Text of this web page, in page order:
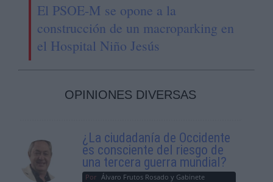
El PSOE-M se opone a la
construcción de un macroparking en
el Hospital Niño Jesús
OPINIONES DIVERSAS
¿La ciudadanía de Occidente
es consciente del riesgo de
una tercera guerra mundial?
Por Álvaro Frutos Rosado y Gabinete